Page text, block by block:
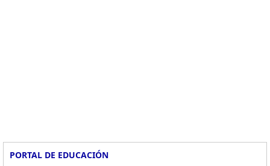
PORTAL DE EDUCACIÓN